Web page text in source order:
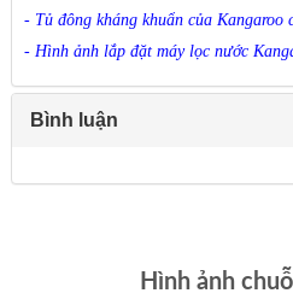
- Tủ đông kháng khuẩn của Kangaroo
- Hình ảnh lắp đặt máy lọc nước
Bình luận
Hình ảnh